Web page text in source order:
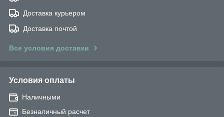
Доставка курьером
Доставка почтой
Все условия доставки
Условия оплаты
Наличными
Безналичный расчет